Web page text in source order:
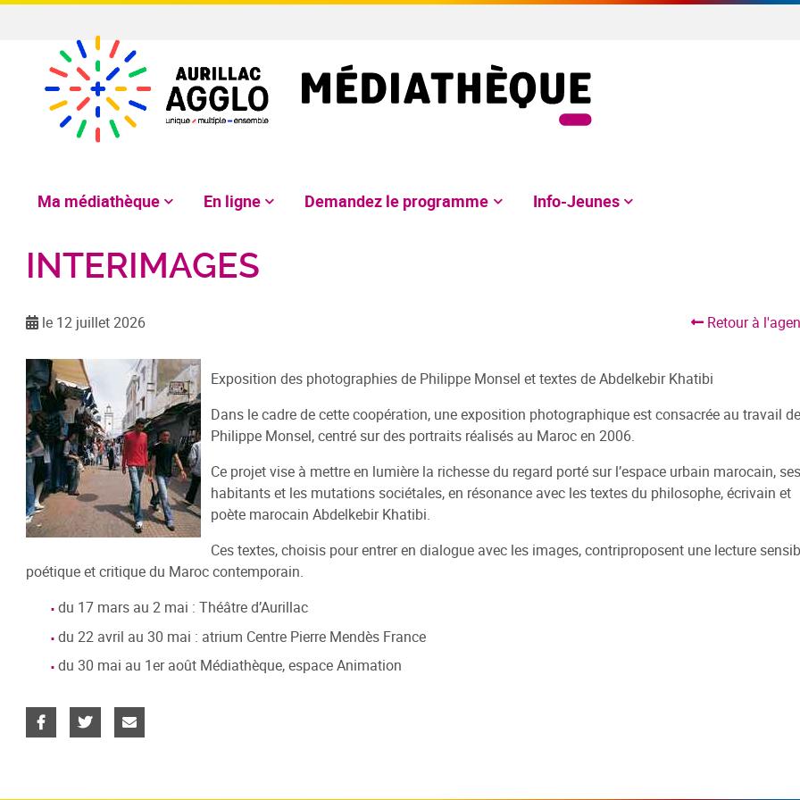
Ma médiathèque
Les Espaces
Littérature
Documentaires
Art, Image & Son
Ludothèque
Presse
Auto-formation / études
En coulisses
S'inscrire et emprunter
Venir
Faire sa carte
Emprunter
Sur place
Catalogue / compte lecteur
Médiathèques du réseau
Arpajon-sur-Cère
Jussac
Saint-Paul-des-Landes
En ligne
Numérique
La Médi@thèque Numérique (CVS)
Livres audio DAISY (EOLE)
Catalogues
Catalogue médiathèque IEO -
Marcelle Delpastre
Catalogue Clermont Université
Sélections
Sites jeunesse
Demandez le programme
Lecture
Heure du Conte
De vives voix
Bande dessinée
Festival BD Aurillac Agglo
Autres rendez-vous
Expositions
Des rendez-vous toute
Info-Jeunes
Info-Jeunes
Présentation
Infos pratiques
Evènement
Journées Jobs
Réseau Info Jeunes
Recherche de logement
Site internet du réseau
INTERIMAGES
le 12 juillet 2026 Retour à
Exposition des photographies de Philippe Monsel et textes de Abdelkebir Khatibi
Dans le cadre de cette coopération, une exposition photographique est consacrée au travail de
Philippe Monsel, centré sur des portraits réalisés au Maroc en 2006.
Ce projet vise à mettre en lumière la richesse du regard porté sur l’espace urbain marocain, ses
habitants et les mutations sociétales, en résonance avec les textes du philosophe, écrivain et
poète marocain Abdelkebir Khatibi.
Ces textes, choisis pour entrer en dialogue avec les images, contriproposent une lecture
poétique et critique du Maroc contemporain.
du 17 mars au 2 mai : Théâtre d’Aurillac
du 22 avril au 30 mai : atrium Centre Pierre Mendès France
du 30 mai au 1er août Médiathèque, espace Animation